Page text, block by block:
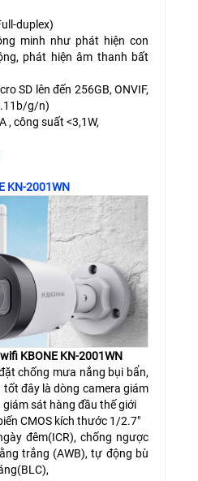
duplex)
minh như phát hiện con
phát hiện âm thanh bất
SD lên đến 256GB, ONVIF,
g/n)
, công suất <3,1W,
KN-2001WN
KBONE KN-2001WN
chống mưa nắng bụi bẩn,
đây là dòng camera giám
sát hàng đầu thế giới
CMOS kích thước 1/2.7"
đêm(ICR), chống ngược
trắng (AWB), tự động bù